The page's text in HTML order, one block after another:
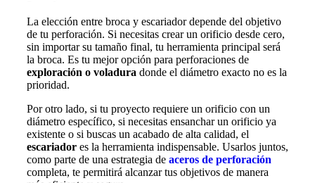
La elección entre broca y escariador depende del objetivo
de tu perforación. Si necesitas crear un orificio desde cero,
sin importar su tamaño final, tu herramienta principal será
la broca. Es tu mejor opción para perforaciones de
exploración o voladura donde el diámetro exacto no es la
prioridad.
Por otro lado, si tu proyecto requiere un orificio con un
diámetro específico, si necesitas ensanchar un orificio ya
existente o si buscas un acabado de alta calidad, el
escariador es la herramienta indispensable. Usarlos juntos,
como parte de una estrategia de aceros de perforación
completa, te permitirá alcanzar tus objetivos de manera